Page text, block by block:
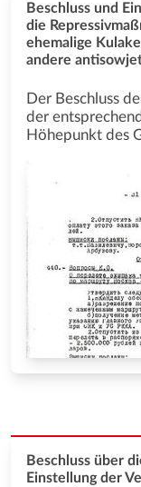
Beschluss und
die
ehemalige
andere
Der Beschluss
der
Höhepunkt des
Beschluss über
Einstellung der